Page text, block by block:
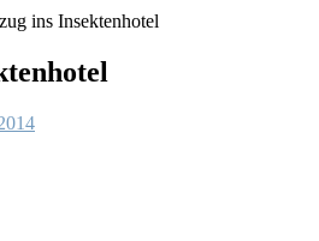
ins Insektenhotel